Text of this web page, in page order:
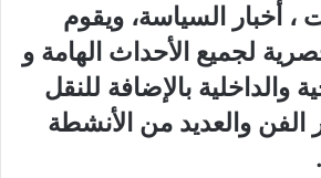
، أخبار السياسة، ويقوم
لجميع الأحداث الهامة و
والداخلية بالإضافة للنقل
الفن والعديد من الأنشطة